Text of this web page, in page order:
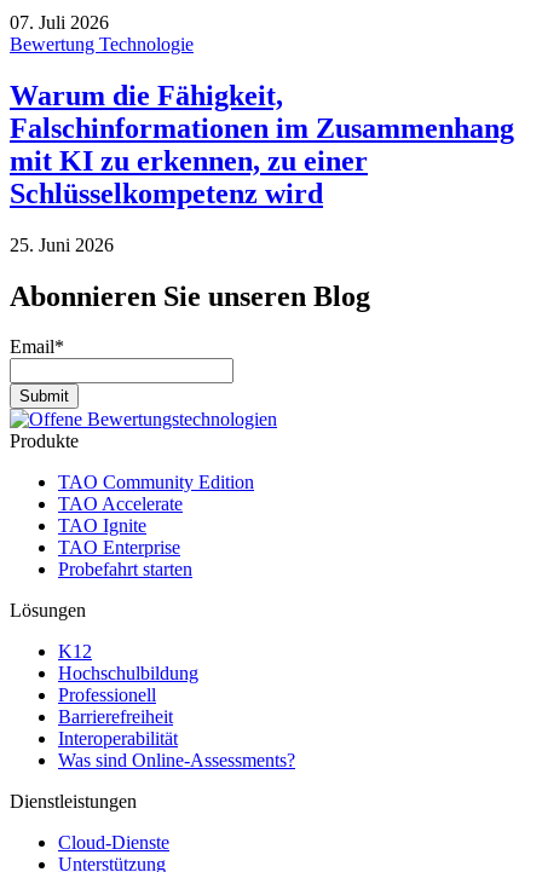
07. Juli 2026
Bewertung Technologie
Warum die Fähigkeit,
Falschinformationen im Zusammenhang
mit KI zu erkennen, zu einer
Schlüsselkompetenz wird
25. Juni 2026
Abonnieren Sie unseren Blog
Email*
Produkte
TAO Community Edition
TAO Accelerate
TAO Ignite
TAO Enterprise
Probefahrt starten
Lösungen
K12
Hochschulbildung
Professionell
Barrierefreiheit
Interoperabilität
Was sind Online-Assessments?
Dienstleistungen
Cloud-Dienste
Unterstützung